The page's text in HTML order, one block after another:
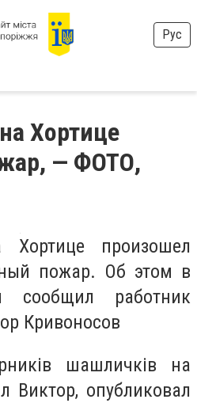
Рус
Хортице
— ФОТО,
произошел
пожар. Об этом в
сообщил работник
Кривоносов
шашличків на
Виктор, опубликовал